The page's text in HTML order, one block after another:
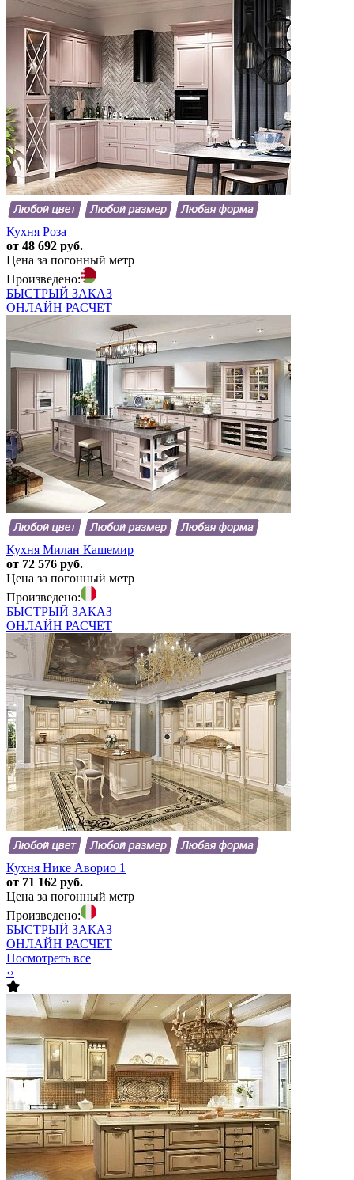
Кухня Роза
от 48 692 руб.
Цена за погонный метр
Произведено:
БЫСТРЫЙ ЗАКАЗ
ОНЛАЙН РАСЧЕТ
Кухня Милан Кашемир
от 72 576 руб.
Цена за погонный метр
Произведено:
БЫСТРЫЙ ЗАКАЗ
ОНЛАЙН РАСЧЕТ
Кухня Нике Аворио 1
от 71 162 руб.
Цена за погонный метр
Произведено:
БЫСТРЫЙ ЗАКАЗ
ОНЛАЙН РАСЧЕТ
Посмотреть все
‹›